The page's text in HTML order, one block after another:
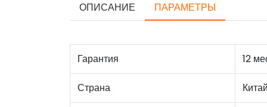
ОПИСАНИЕ ПАРАМЕТРЫ
Гарантия 12
Страна